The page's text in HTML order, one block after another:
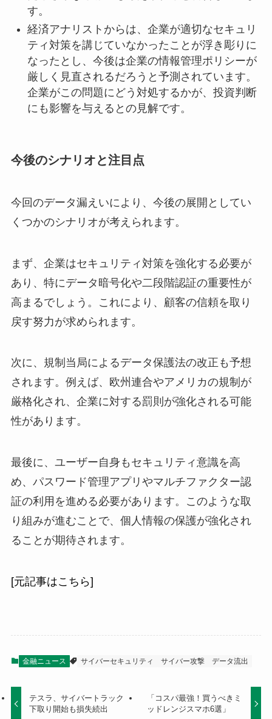
す。
経済アナリストからは、企業が適切なセキュリ
ティ対策を講じていなかったことが浮き彫りに
なったとし、今後は企業の情報管理ポリシーが
厳しく見直されるだろうと予測されています。
企業がこの問題にどう対処するかが、投資判断
にも影響を与えるとの見解です。
今後のシナリオと注目点
今回のデータ漏えいにより、今後の展開としてい
くつかのシナリオが考えられます。
まず、企業はセキュリティ対策を強化する必要が
あり、特にデータ暗号化や二段階認証の重要性が
高まるでしょう。これにより、顧客の信頼を取り
戻す努力が求められます。
次に、規制当局によるデータ保護法の改正も予想
されます。例えば、欧州連合やアメリカの規制が
厳格化され、企業に対する罰則が強化される可能
性があります。
最後に、ユーザー自身もセキュリティ意識を高
め、パスワード管理アプリやマルチファクター認
証の利用を進める必要があります。このような取
り組みが進むことで、個人情報の保護が強化され
ることが期待されます。
[元記事はこちら]
金融ニュース サイバーセキュリティ サイバー攻撃 データ流出
テスラ、サイバートラック
下取り開始も損失続出
「コスパ最強！買うべきミ
ッドレンジスマホ6選」